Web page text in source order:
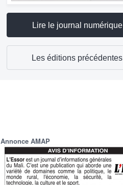
Lire le journal numérique
Les éditions précédentes
Annonce AMAP